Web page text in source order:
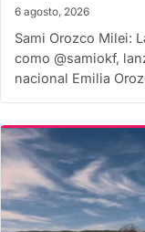
6 agosto, 2026
Sami Orozco Milei:
como @samiokf,
nacional Emilia